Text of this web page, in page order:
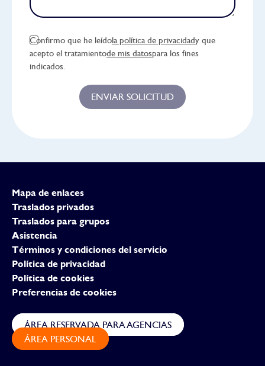
Confirmo que he leídola política de privacidady que
acepto el tratamientode mis datospara los fines
indicados.
ENVIAR SOLICITUD
Mapa de enlaces
Traslados privados
Traslados para grupos
Asistencia
Términos y condiciones del servicio
Política de privacidad
Política de cookies
Preferencias de cookies
ÁREA RESERVADA PARA AGENCIAS
ÁREA PERSONAL